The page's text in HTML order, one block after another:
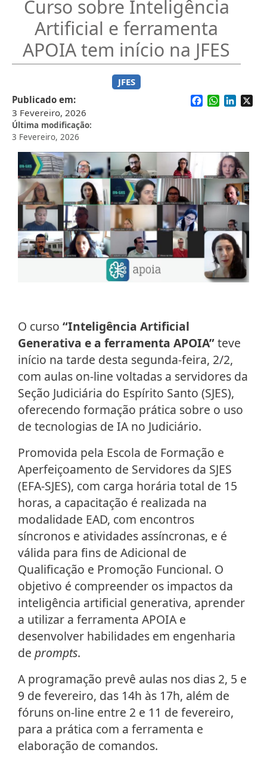
Curso sobre Inteligência
Artificial e ferramenta
APOIA tem início na JFES
JFES
Publicado em
3 Fevereiro, 2026
Última modificação
3 Fevereiro, 2026
Facebook
WhatsApp
O curso “Inteligência Artificial
Generativa e a ferramenta APOIA”teve
início na tarde desta segunda-feira, 2/2,
com aulas on-line voltadas a servidores da
Seção Judiciária do Espírito Santo (SJES),
oferecendo formação prática sobre o uso
de tecnologias de IA no Judiciário.
Promovida pela Escola de Formação e
Aperfeiçoamento de Servidores da SJES
(EFA-SJES), com carga horária total de 15
horas, a capacitação é realizada na
modalidade EAD, com encontros
síncronos e atividades assíncronas, e é
válida para fins de Adicional de
Qualificação e Promoção Funcional. O
objetivo é compreender os impactos da
inteligência artificial generativa, aprender
a utilizar a ferramenta APOIA e
desenvolver habilidades em engenharia
de prompts.
A programação prevê aulas nos dias 2, 5 e
9 de fevereiro, das 14h às 17h, além de
fóruns on-line entre 2 e 11 de fevereiro,
para a prática com a ferramenta e
elaboração de comandos.